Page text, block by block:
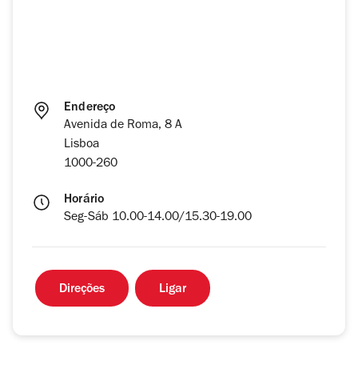
Endereço
Avenida de Roma, 8 A
Lisboa
1000-260
Horário
Seg-Sáb 10.00-14.00/15.30-19.00
Direções Ligar